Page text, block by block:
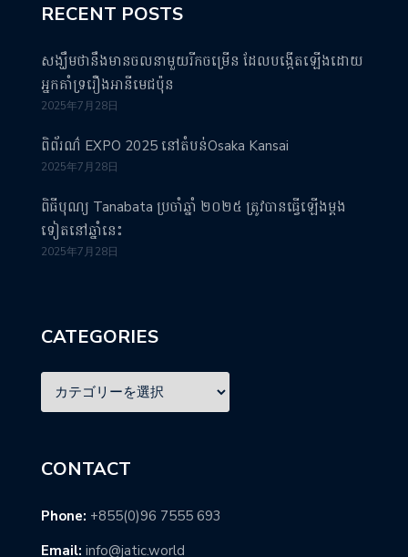
RECENT POSTS
សង្ឃឹមថានឹងមានចលនាមួយរីកចម្រើន ដែលបង្កើតឡើងដោយ
អ្នកគាំទ្ររឿងអានីមេជប៉ុន
2025年7月28日
ពិព័រណ៌ EXPO 2025 នៅតំបន់Osaka Kansai
2025年7月28日
ពិធីបុណ្យ Tanabata ប្រចាំឆ្នាំ ២០២៥ ត្រូវបានធ្វើឡើងម្តង
ទៀតនៅឆ្នាំនេះ
2025年7月28日
CATEGORIES
CONTACT
Phone: +855(0)96 7555 693
Email: info@jatic.world